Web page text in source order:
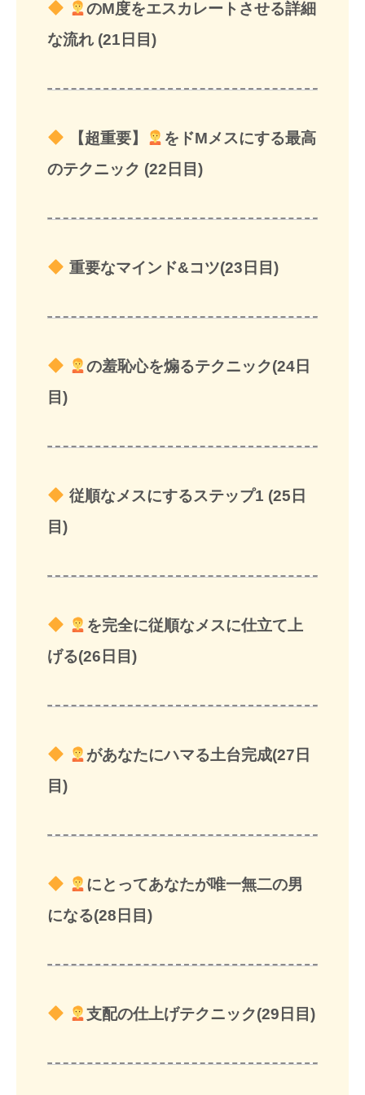
のM度をエスカレートさせる詳細
な流れ (21日目)
【超重要】
をドMメスにする最高
のテクニック (22日目)
重要なマインド&コツ(23日目)
の羞恥心を煽るテクニック(24日
目)
従順なメスにするステップ1 (25日
目)
を完全に従順なメスに仕立て上
げる(26日目)
があなたにハマる土台完成(27日
目)
にとってあなたが唯一無二の男
になる(28日目)
支配の仕上げテクニック(29日目)